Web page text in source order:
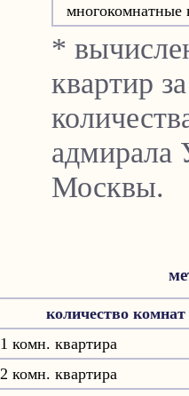
многокомнатные
*
квартир
адмирала
Москвы.
количество комнат
1 комн. квартира
2 комн. квартира